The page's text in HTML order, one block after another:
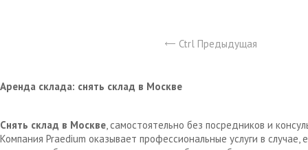
Ctrl Предыдущая
Аренда склада: снять склад в Москве
Снять склад в Москве, самостоятельно без посредников и
Компания Praedium оказывает профессиональные услуги в